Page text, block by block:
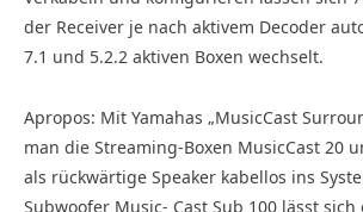
der Receiver je nach aktivem Decoder
7.1 und 5.2.2 aktiven Boxen wechselt.
Apropos: Mit Yamahas „MusicCast
man die Streaming-Boxen MusicCast 20
als rückwärtige Speaker kabellos ins
Subwoofer Music- Cast Sub 100 lässt